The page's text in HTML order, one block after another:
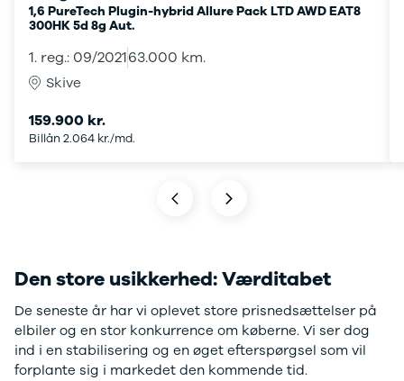
Galaxy
Kuga
Mondeo
Mustang
Ranger
S-Max
Connect
Transit
Custom
Transit 350
L2 Van
1,6 PureTech Plugin-hybrid Allure Pack LTD AWD EAT8
300HK 5d 8g Aut.
1. reg.: 09/202163.000 km.
Skive
159.900 kr.
Billån 2.064 kr./md.
Den store usikkerhed: Værditabet
De seneste år har vi oplevet store prisnedsættelser på
elbiler og en stor konkurrence om køberne. Vi ser dog
ind i en stabilisering og en øget efterspørgsel som vil
forplante sig i markedet den kommende tid.